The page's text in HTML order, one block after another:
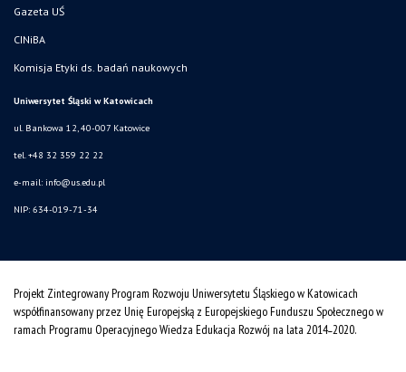
Gazeta UŚ
CINiBA
Komisja Etyki ds. badań naukowych
Uniwersytet Śląski w Katowicach
ul. Bankowa 12, 40-007 Katowice
tel. +48 32 359 22 22
e-mail: info@us.edu.pl
NIP: 634-019-71-34
Projekt Zintegrowany Program Rozwoju Uniwersytetu Śląskiego w Katowicach
współfinansowany przez Unię Europejską z Europejskiego Funduszu Społecznego w
ramach Programu Operacyjnego Wiedza Edukacja Rozwój na lata 2014˗2020.